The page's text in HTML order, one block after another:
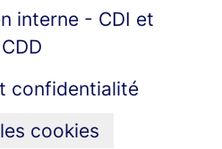
interne - CDI et
CDD
confidentialité
cookies